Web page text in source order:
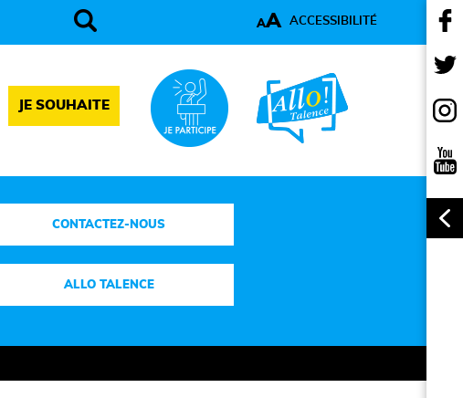
AA ACCESSIBILITÉ
JE SOUHAITE
CONTACTEZ-NOUS
ALLO TALENCE